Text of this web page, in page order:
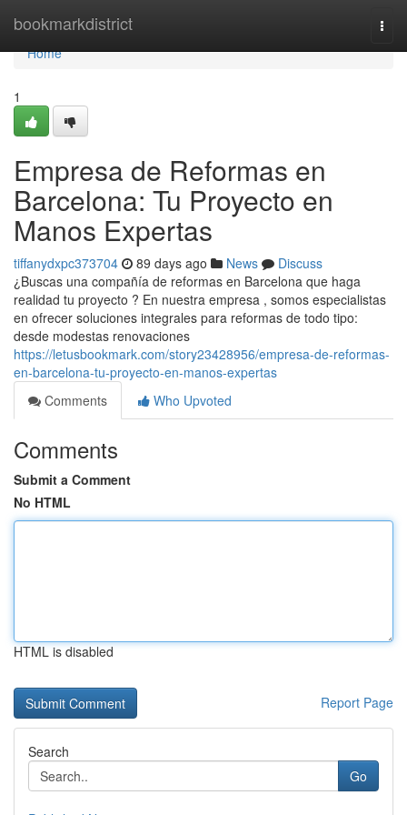
bookmarkdistrict
Home
Home
1
Empresa de Reformas en
Barcelona: Tu Proyecto en
Manos Expertas
tiffanydxpc373704 89 days ago News
Discuss
¿Buscas una compañía de reformas en Barcelona que haga
realidad tu proyecto ? En nuestra empresa , somos especialistas
en ofrecer soluciones integrales para reformas de todo tipo:
desde modestas renovaciones
https://letusbookmark.com/story23428956/empresa-de-reformas-
en-barcelona-tu-proyecto-en-manos-expertas
Comments
Who Upvoted
Comments
Submit a Comment
No HTML
HTML is disabled
Report Page
Search
Go